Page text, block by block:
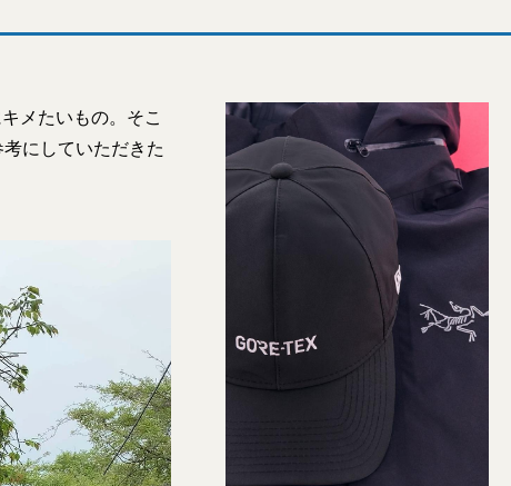
メたいもの。そこ
にしていただきた